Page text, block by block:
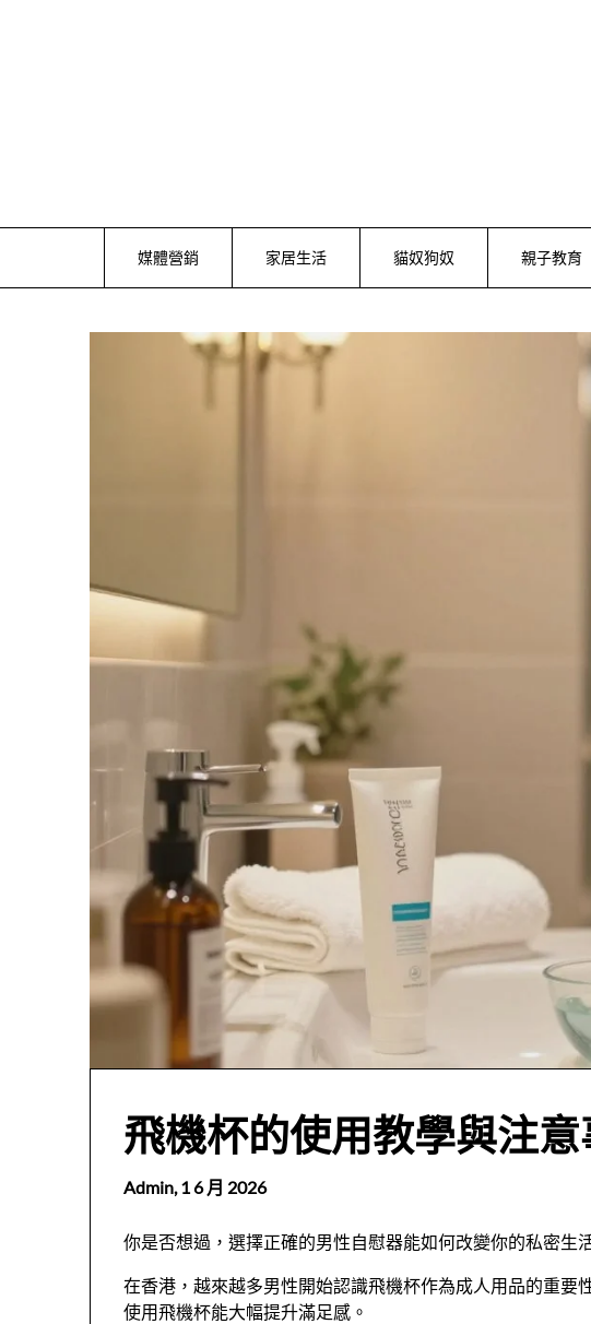
媒體營銷 家居生活 貓奴狗奴 親子教育
飛機杯的使用教學與注
Admin,1 6 月 2026
你是否想過，選擇正確的男性自慰器能如何改變你的私密生
在香港，越來越多男性開始認識飛機杯作為成人用品的重
使用飛機杯能大幅提升滿足感。